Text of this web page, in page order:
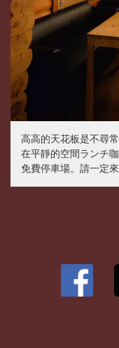
高高的天花板是不尋
在平靜的空間ランチ
免費停車場。請一定